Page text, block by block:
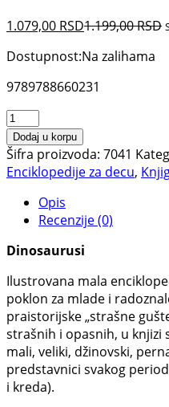
1.079,00 RSD1.199,00RSD
Dostupnost:Na zalihama
9789788660231
Dinosaurusi
količina
Dodaj u korpu
Šifra proizvoda: 7041
Enciklopedije za decu,
Opis
Recenzije (0)
Dinosaurusi
Ilustrovana mala
poklon za mlade i
praistorijske „strašne
strašnih i opasnih, u knjizi
mali, veliki, džinovski,
predstavnici svakog
i kreda).